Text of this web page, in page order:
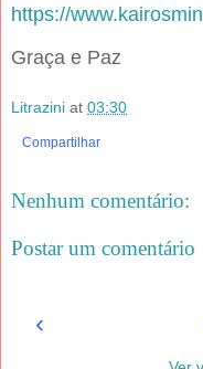
https://
Graça e Paz
Litrazini at 03:30
Compartilhar
Nenhum comentário:
Postar um comentário
‹